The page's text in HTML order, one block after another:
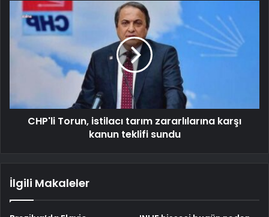
CHP'li Torun, istilacı tarım zararlılarına karşı
kanun teklifi sundu
İlgili Makaleler